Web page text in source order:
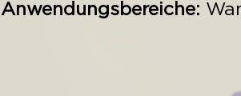
Anwendungsbereiche: